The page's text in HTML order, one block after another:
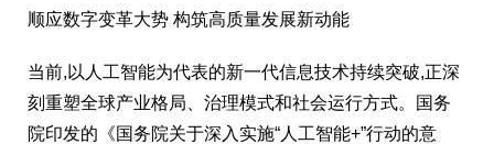
顺应数字变革大势 构筑高质量发展新动能
当前,以人工智能为代表的新一代信息技术持续突破,正深
刻重塑全球产业格局、治理模式和社会运行方式。国务
院印发的《国务院关于深入实施“人工智能+”行动的意